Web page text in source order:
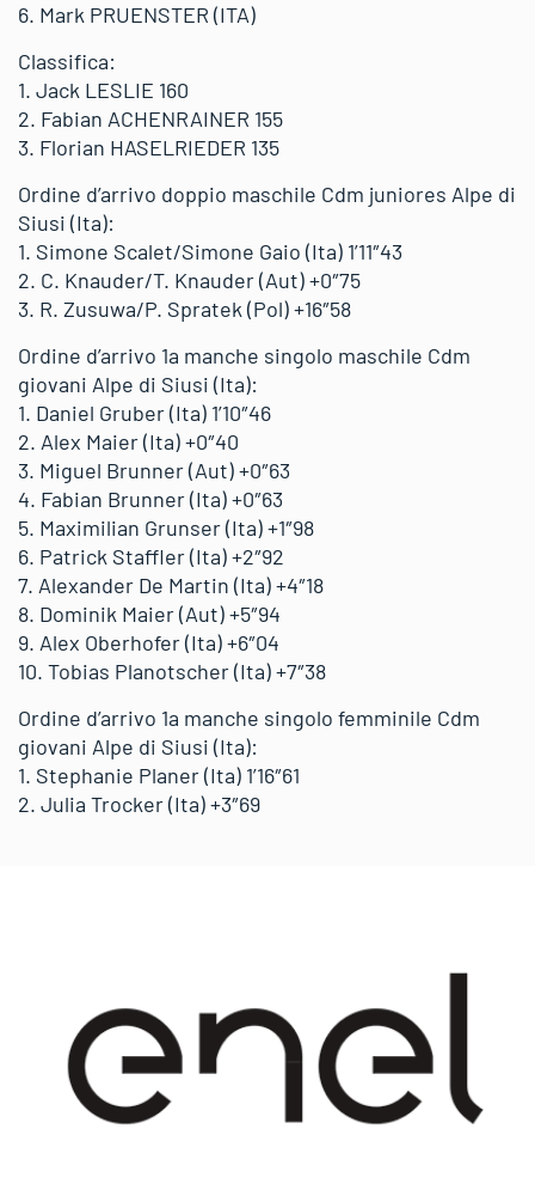
6. Mark PRUENSTER (ITA)
Classifica:
1. Jack LESLIE 160
2. Fabian ACHENRAINER 155
3. Florian HASELRIEDER 135
Ordine d’arrivo doppio maschile Cdm juniores Alpe di
Siusi (Ita):
1. Simone Scalet/Simone Gaio (Ita) 1’11″43
2. C. Knauder/T. Knauder (Aut) +0″75
3. R. Zusuwa/P. Spratek (Pol) +16″58
Ordine d’arrivo 1a manche singolo maschile Cdm
giovani Alpe di Siusi (Ita):
1. Daniel Gruber (Ita) 1’10″46
2. Alex Maier (Ita) +0″40
3. Miguel Brunner (Aut) +0″63
4. Fabian Brunner (Ita) +0″63
5. Maximilian Grunser (Ita) +1″98
6. Patrick Staffler (Ita) +2″92
7. Alexander De Martin (Ita) +4″18
8. Dominik Maier (Aut) +5″94
9. Alex Oberhofer (Ita) +6″04
10. Tobias Planotscher (Ita) +7″38
Ordine d’arrivo 1a manche singolo femminile Cdm
giovani Alpe di Siusi (Ita):
1. Stephanie Planer (Ita) 1’16″61
2. Julia Trocker (Ita) +3″69